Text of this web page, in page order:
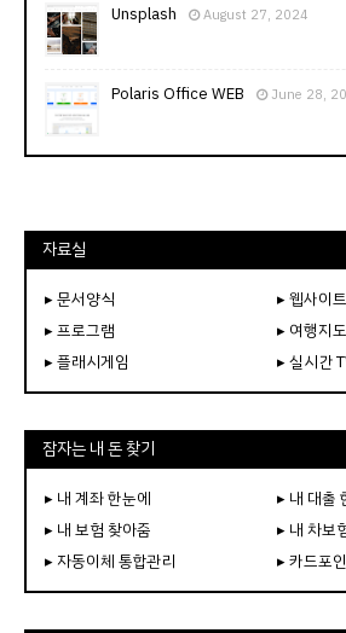
Unsplash August 27, 2024
Polaris Office WEB June 28,
자료실
▸ 문서양식
▸ 웹사이트
▸ 프로그램
▸ 여행지도
▸ 플래시게임
▸ 실시간
잠자는 내 돈 찾기
▸ 내 계좌 한눈에
▸ 내 대출
▸ 내 보험 찾아줌
▸ 내 차보
▸ 자동이체 통합관리
▸ 카드포